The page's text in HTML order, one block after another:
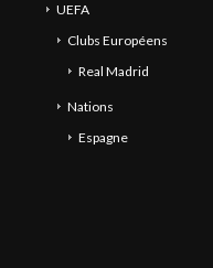
UEFA
Clubs Européens
Real Madrid
Nations
Espagne